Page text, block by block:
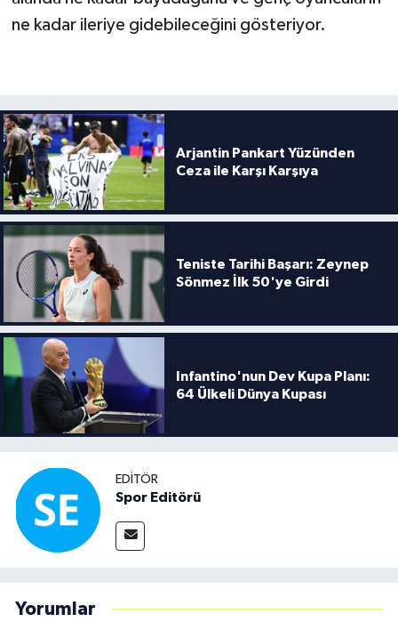
ne kadar ileriye gidebileceğini gösteriyor.
Arjantin Pankart Yüzünden
Ceza ile Karşı Karşıya
Teniste Tarihi Başarı: Zeynep
Sönmez İlk 50'ye Girdi
Infantino'nun Dev Kupa Planı:
64 Ülkeli Dünya Kupası
EDITÖR
Spor Editörü
Yorumlar
Su Sporları
Futbolcular